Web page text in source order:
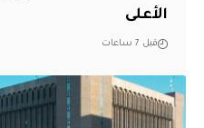
الأعلى
قبل 7 ساعات